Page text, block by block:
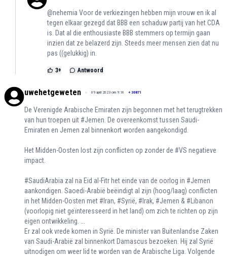
@nehemia Voor de verkiezingen hebben mijn vrouw en ik al
tegen elkaar gezegd dat BBB een schaduw partij van het CDA
is. Dat al die enthousiaste BBB stemmers op termijn gaan
inzien dat ze belazerd zijn. Steeds meer mensen zien dat nu
pas ((gelukkig) in.
3+ Antwoord
uwehetgeweten 09 april 2023 om 9:16 + 30871
De Verenigde Arabische Emiraten zijn begonnen met het terugtrekken
van hun troepen uit #Jemen. De overeenkomst tussen Saudi-
Emiraten en Jemen zal binnenkort worden aangekondigd.
Het Midden-Oosten lost zijn conflicten op zonder de #VS negatieve
impact.
#SaudiArabia zal na Eid al-Fitr het einde van de oorlog in #Jemen
aankondigen. Saoedi-Arabië beëindigt al zijn (hoog/laag) conflicten
in het Midden-Oosten met #Iran, #Syrië, #Irak, #Jemen & #Libanon
(voorlopig niet geïnteresseerd in het land) om zich te richten op zijn
eigen ontwikkeling. ...
Er zal ook vrede komen in Syrië. De minister van Buitenlandse Zaken
van Saudi-Arabië zal binnenkort Damascus bezoeken. Hij zal Syrië
uitnodigen om weer lid te worden van de Arabische Liga. Volgende